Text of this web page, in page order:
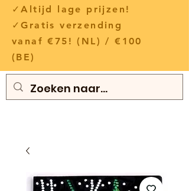
✓Altijd lage prijzen!
✓Gratis verzending
vanaf €75! (NL) / €100
(BE)